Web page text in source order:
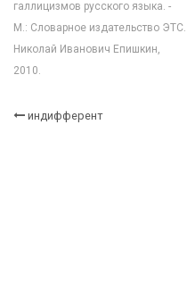
галлицизмов русского языка. -
М.: Словарное издательство ЭТС.
Николай Иванович Епишкин,
2010.
индифферент